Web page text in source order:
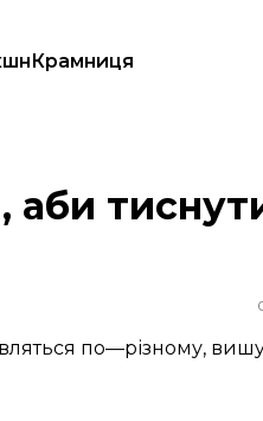
Крамниця
аби
по—різному,